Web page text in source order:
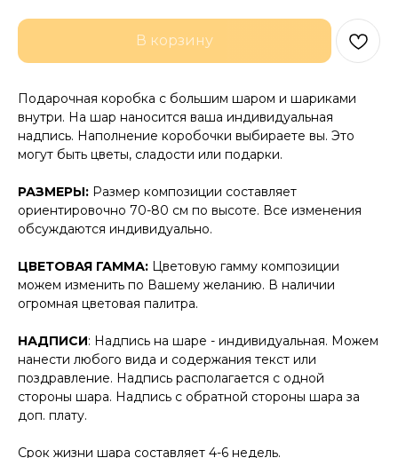
В корзину
Подарочная коробка с большим шаром и шариками
внутри. На шар наносится ваша индивидуальная
надпись. Наполнение коробочки выбираете вы. Это
могут быть цветы, сладости или подарки.
РАЗМЕРЫ: Размер композиции составляет
ориентировочно 70-80 см по высоте. Все изменения
обсуждаются индивидуально.
ЦВЕТОВАЯ ГАММА: Цветовую гамму композиции
можем изменить по Вашему желанию. В наличии
огромная цветовая палитра.
НАДПИСИ: Надпись на шаре - индивидуальная. Можем
нанести любого вида и содержания текст или
поздравление. Надпись располагается с одной
стороны шара. Надпись с обратной стороны шара за
доп. плату.
Срок жизни шара составляет 4-6 недель.